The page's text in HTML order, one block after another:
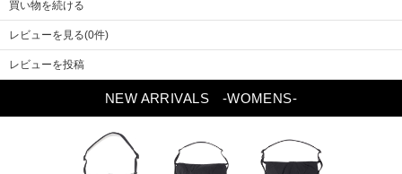
買い物を続ける
レビューを見る(0件)
レビューを投稿
NEW ARRIVALS -WOMENS-